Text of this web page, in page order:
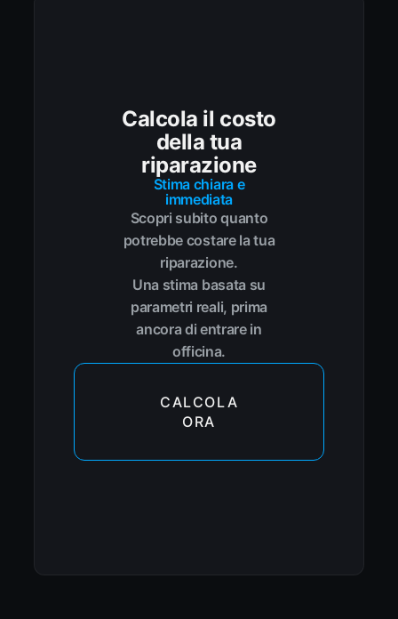
Calcola il costo
della tua
riparazione
Stima chiara e
immediata
Scopri subito quanto
potrebbe costare la tua
riparazione.
Una stima basata su
parametri reali, prima
ancora di entrare in
officina.
CALCOLA
ORA